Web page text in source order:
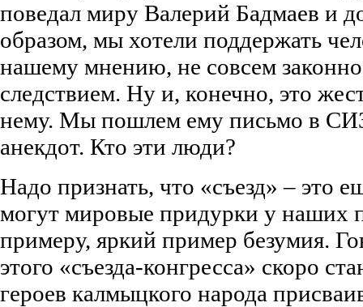
поведал миру Валерий Бадмаев и
образом, мы хотели поддержать
нашему мнению, не совсем
следствием. Ну и, конечно, это
нему. Мы пошлем ему письмо в
анекдот. Кто эти люди?
Надо признать, что «съезд» – это
могут мировые придурки у наших
примеру, яркий пример безумия.
этого «съезда-конгресса» скоро
героев калмыцкого народа